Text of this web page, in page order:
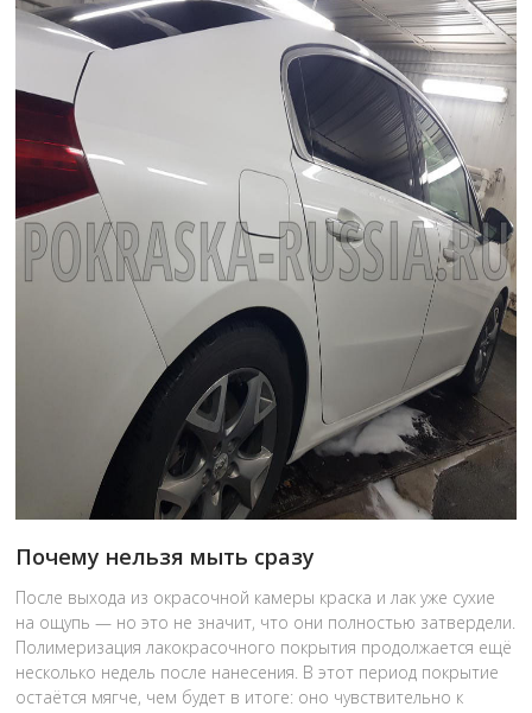
Почему нельзя мыть сразу
После выхода из окрасочной камеры краска и лак уже сухие
на ощупь — но это не значит, что они полностью затвердели.
Полимеризация лакокрасочного покрытия продолжается ещё
несколько недель после нанесения. В этот период покрытие
остаётся мягче, чем будет в итоге: оно чувствительно к